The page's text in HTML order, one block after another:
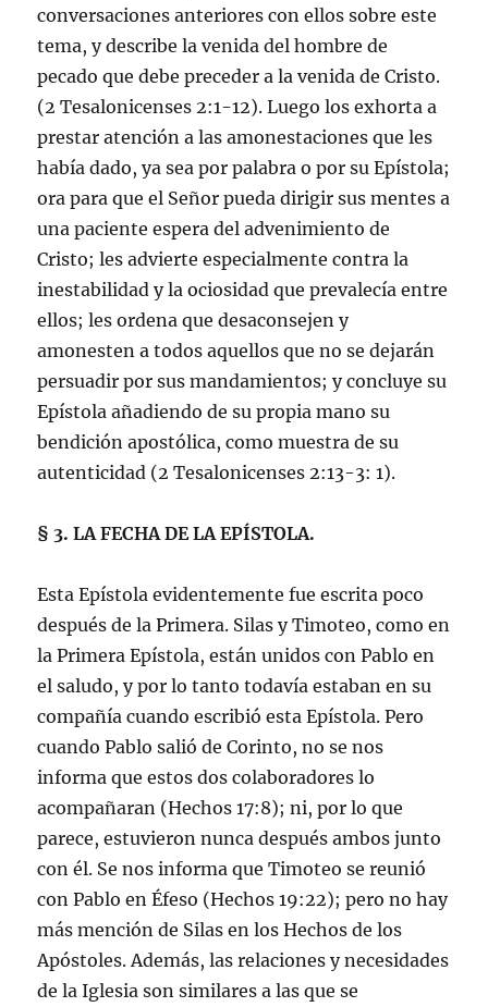
conversaciones anteriores con ellos sobre este
tema, y describe la venida del hombre de
pecado que debe preceder a la venida de Cristo.
(2 Tesalonicenses 2:1-12). Luego los exhorta a
prestar atención a las amonestaciones que les
había dado, ya sea por palabra o por su Epístola;
ora para que el Señor pueda dirigir sus mentes a
una paciente espera del advenimiento de
Cristo; les advierte especialmente contra la
inestabilidad y la ociosidad que prevalecía entre
ellos; les ordena que desaconsejen y
amonesten a todos aquellos que no se dejarán
persuadir por sus mandamientos; y concluye su
Epístola añadiendo de su propia mano su
bendición apostólica, como muestra de su
autenticidad (2 Tesalonicenses 2:13-3: 1).
§ 3. LA FECHA DE LA EPÍSTOLA.
Esta Epístola evidentemente fue escrita poco
después de la Primera. Silas y Timoteo, como en
la Primera Epístola, están unidos con Pablo en
el saludo, y por lo tanto todavía estaban en su
compañía cuando escribió esta Epístola. Pero
cuando Pablo salió de Corinto, no se nos
informa que estos dos colaboradores lo
acompañaran (Hechos 17:8); ni, por lo que
parece, estuvieron nunca después ambos junto
con él. Se nos informa que Timoteo se reunió
con Pablo en Éfeso (Hechos 19:22); pero no hay
más mención de Silas en los Hechos de los
Apóstoles. Además, las relaciones y necesidades
de la Iglesia son similares a las que se